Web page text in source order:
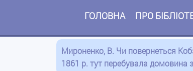
ГОЛОВНА ПРО
Мироненко, В. Чи повернеться
1861 р. тут перебувала